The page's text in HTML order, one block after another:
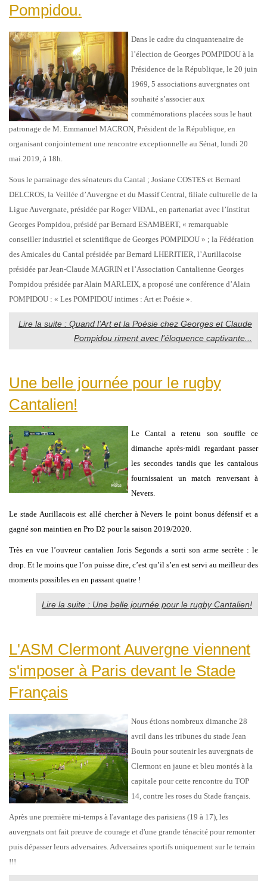
Pompidou.
Dans le cadre du cinquantenaire de
l’élection de Georges POMPIDOU à la
Présidence de la République, le 20 juin
1969, 5 associations auvergnates ont
souhaité s’associer aux
commémorations placées sous le haut
patronage de M. Emmanuel MACRON, Président de la République, en
organisant conjointement une rencontre exceptionnelle au Sénat, lundi 20
mai 2019, à 18h.
Sous le parrainage des sénateurs du Cantal ; Josiane COSTES et Bernard
DELCROS, la Veillée d’Auvergne et du Massif Central, filiale culturelle de la
Ligue Auvergnate, présidée par Roger VIDAL, en partenariat avec l’Institut
Georges Pompidou, présidé par Bernard ESAMBERT, « remarquable
conseiller industriel et scientifique de Georges POMPIDOU » ; la Fédération
des Amicales du Cantal présidée par Bernard LHERITIER, l’Aurillacoise
présidée par Jean-Claude MAGRIN et l’Association Cantalienne Georges
Pompidou présidée par Alain MARLEIX, a proposé une conférence d’Alain
POMPIDOU : « Les POMPIDOU intimes : Art et Poésie ».
Lire la suite : Quand l’Art et la Poésie chez Georges et Claude
Pompidou riment avec l’éloquence captivante...
Une belle journée pour le rugby
Cantalien!
Le Cantal a retenu son souffle ce
dimanche après-midi regardant passer
les secondes tandis que les cantalous
fournissaient un match renversant à
Nevers.
Le stade Aurillacois est allé chercher à Nevers le point bonus défensif et a
gagné son maintien en Pro D2 pour la saison 2019/2020.
Très en vue l’ouvreur cantalien Joris Segonds a sorti son arme secrète : le
drop. Et le moins que l’on puisse dire, c’est qu’il s’en est servi au meilleur des
moments possibles en en passant quatre !
Lire la suite : Une belle journée pour le rugby Cantalien!
L'ASM Clermont Auvergne viennent
s'imposer à Paris devant le Stade
Français
Nous étions nombreux dimanche 28
avril dans les tribunes du stade Jean
Bouin pour soutenir les auvergnats de
Clermont en jaune et bleu montés à la
capitale pour cette rencontre du TOP
14, contre les roses du Stade français.
Après une première mi-temps à l'avantage des parisiens (19 à 17), les
auvergnats ont fait preuve de courage et d'une grande ténacité pour remonter
puis dépasser leurs adversaires. Adversaires sportifs uniquement sur le terrain
!!!